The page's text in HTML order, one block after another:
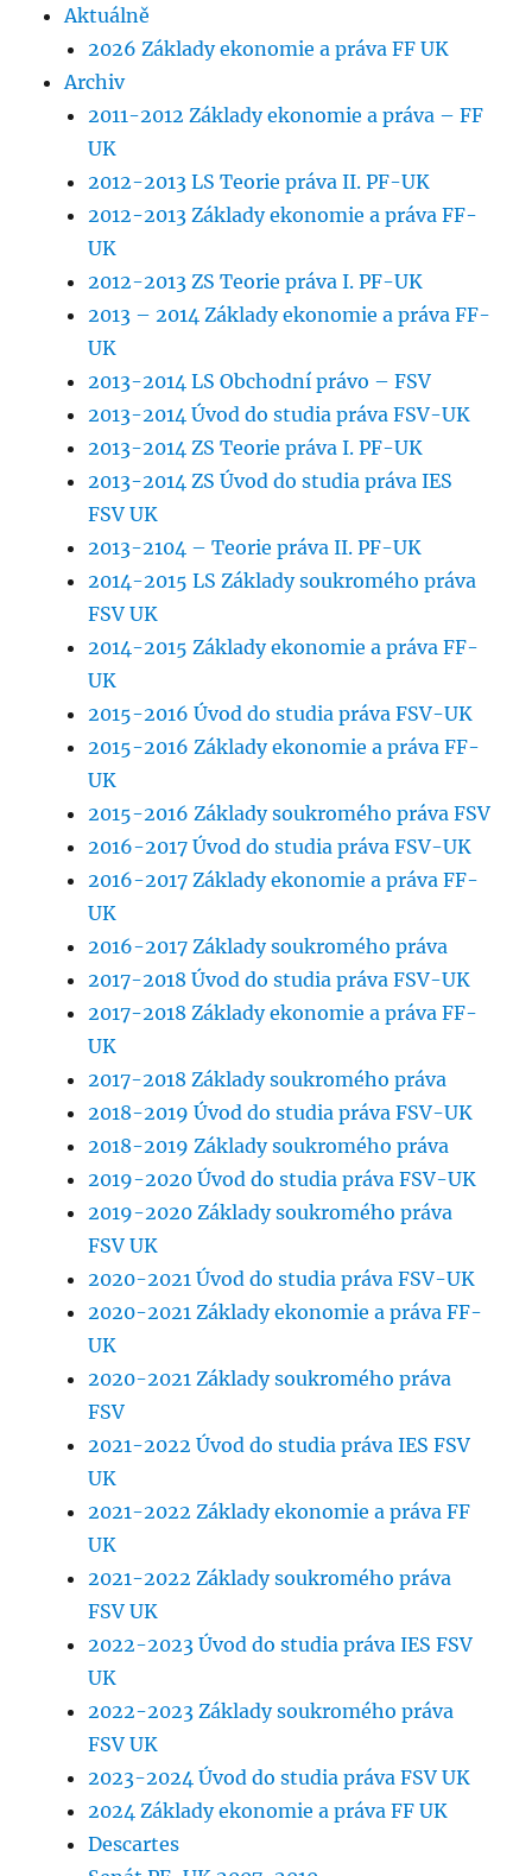
Aktuálně
2026 Základy ekonomie a práva FF UK
Archiv
2011-2012 Základy ekonomie a práva – FF
UK
2012-2013 LS Teorie práva II. PF-UK
2012-2013 Základy ekonomie a práva FF-
UK
2012-2013 ZS Teorie práva I. PF-UK
2013 – 2014 Základy ekonomie a práva FF-
UK
2013-2014 LS Obchodní právo – FSV
2013-2014 Úvod do studia práva FSV-UK
2013-2014 ZS Teorie práva I. PF-UK
2013-2014 ZS Úvod do studia práva IES
FSV UK
2013-2104 – Teorie práva II. PF-UK
2014-2015 LS Základy soukromého práva
FSV UK
2014-2015 Základy ekonomie a práva FF-
UK
2015-2016 Úvod do studia práva FSV-UK
2015-2016 Základy ekonomie a práva FF-
UK
2015-2016 Základy soukromého práva FSV
2016-2017 Úvod do studia práva FSV-UK
2016-2017 Základy ekonomie a práva FF-
UK
2016-2017 Základy soukromého práva
2017-2018 Úvod do studia práva FSV-UK
2017-2018 Základy ekonomie a práva FF-
UK
2017-2018 Základy soukromého práva
2018-2019 Úvod do studia práva FSV-UK
2018-2019 Základy soukromého práva
2019-2020 Úvod do studia práva FSV-UK
2019-2020 Základy soukromého práva
FSV UK
2020-2021 Úvod do studia práva FSV-UK
2020-2021 Základy ekonomie a práva FF-
UK
2020-2021 Základy soukromého práva
FSV
2021-2022 Úvod do studia práva IES FSV
UK
2021-2022 Základy ekonomie a práva FF
UK
2021-2022 Základy soukromého práva
FSV UK
2022-2023 Úvod do studia práva IES FSV
UK
2022-2023 Základy soukromého práva
FSV UK
2023-2024 Úvod do studia práva FSV UK
2024 Základy ekonomie a práva FF UK
Descartes